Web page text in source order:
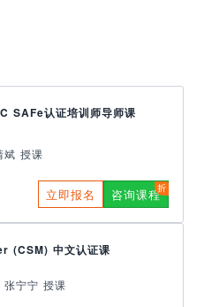
SAFe认证培训师导师课
授课
立即报名 咨询课程
(CSM) 中文认证课
宁宁 授课